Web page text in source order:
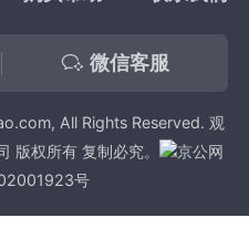
微信客服
All Rights Reserved. 观
版权所有 复制必究。
京公网
号